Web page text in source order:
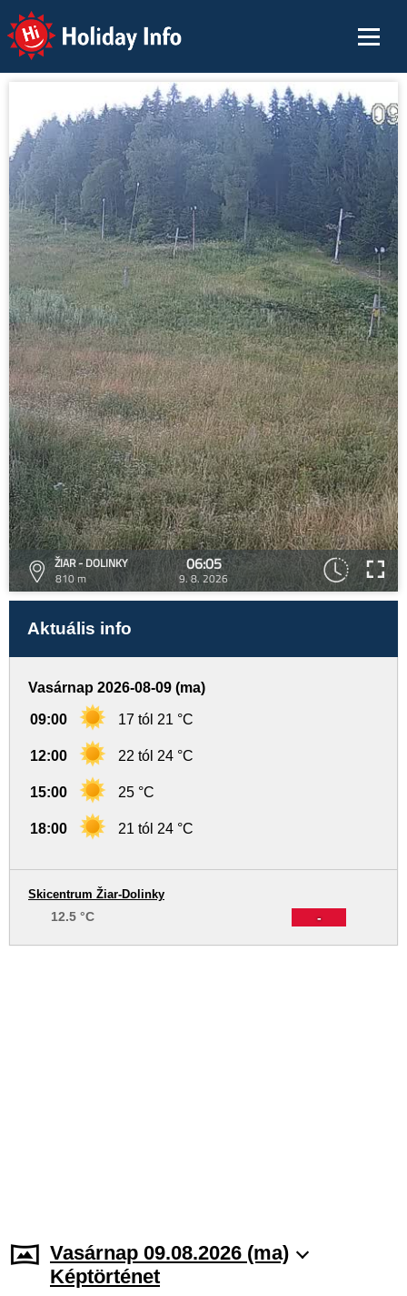
Holiday Info
ŽIAR - DOLINKY
810 m
06:05
9. 8. 2026
Aktuális info
Vasárnap 2026-08-09 (ma)
09:00 17 tól 21 °C
12:00 22 tól 24 °C
15:00 25 °C
18:00 21 tól 24 °C
-
Skicentrum Žiar-Dolinky
12.5 °C
Vasárnap 09.08.2026 (ma)
Képtörténet